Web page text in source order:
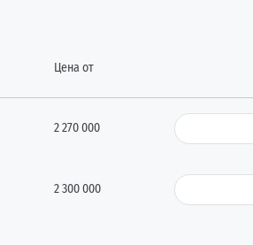
Цена от
2 270 000
2 300 000